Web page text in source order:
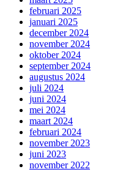
februari 2025
januari 2025
december 2024
november 2024
oktober 2024
september 2024
augustus 2024
juli 2024
juni 2024
mei 2024
maart 2024
februari 2024
november 2023
juni 2023
november 2022